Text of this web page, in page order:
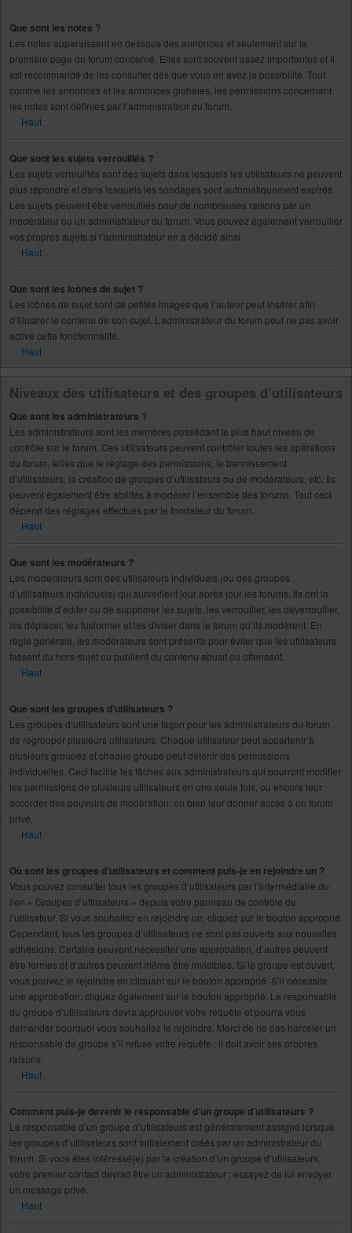
Que sont les notes ?
Les notes apparaissent en dessous des annonces et seulement sur la
première page du forum concerné. Elles sont souvent assez importantes et il
est recommandé de les consulter dès que vous en avez la possibilité. Tout
comme les annonces et les annonces globales, les permissions concernant
les notes sont définies par l’administrateur du forum.
Haut
Que sont les sujets verrouillés ?
Les sujets verrouillés sont des sujets dans lesquels les utilisateurs ne peuvent
plus répondre et dans lesquels les sondages sont automatiquement expirés.
Les sujets peuvent être verrouillés pour de nombreuses raisons par un
modérateur ou un administrateur du forum. Vous pouvez également verrouiller
vos propres sujets si l’administrateur en a décidé ainsi.
Haut
Que sont les icônes de sujet ?
Les icônes de sujet sont de petites images que l’auteur peut insérer afin
d’illustrer le contenu de son sujet. L’administrateur du forum peut ne pas avoir
activé cette fonctionnalité.
Haut
Niveaux des utilisateurs et des groupes d’utilisateurs
Que sont les administrateurs ?
Les administrateurs sont les membres possédant le plus haut niveau de
contrôle sur le forum. Ces utilisateurs peuvent contrôler toutes les opérations
du forum, telles que le réglage des permissions, le bannissement
d’utilisateurs, la création de groupes d’utilisateurs ou de modérateurs, etc. Ils
peuvent également être abilités à modérer l’ensemble des forums. Tout ceci
dépend des réglages effectués par le fondateur du forum.
Haut
Que sont les modérateurs ?
Les modérateurs sont des utilisateurs individuels (ou des groupes
d’utilisateurs individuels) qui surveillent jour après jour les forums. Ils ont la
possibilité d’éditer ou de supprimer les sujets, les verrouiller, les déverrouiller,
les déplacer, les fusionner et les diviser dans le forum qu’ils modèrent. En
règle générale, les modérateurs sont présents pour éviter que les utilisateurs
fassent du hors-sujet ou publient du contenu abusif ou offensant.
Haut
Que sont les groupes d’utilisateurs ?
Les groupes d’utilisateurs sont une façon pour les administrateurs du forum
de regrouper plusieurs utilisateurs. Chaque utilisateur peut appartenir à
plusieurs groupes et chaque groupe peut détenir des permissions
individuelles. Ceci facilite les tâches aux administrateurs qui pourront modifier
les permissions de plusieurs utilisateurs en une seule fois, ou encore leur
accorder des pouvoirs de modération, ou bien leur donner accès à un forum
privé.
Haut
Où sont les groupes d’utilisateurs et comment puis-je en rejoindre un ?
Vous pouvez consulter tous les groupes d’utilisateurs par l’intermédiaire du
lien « Groupes d’utilisateurs » depuis votre panneau de contrôle de
l’utilisateur. Si vous souhaitez en rejoindre un, cliquez sur le bouton approprié.
Cependant, tous les groupes d’utilisateurs ne sont pas ouverts aux nouvelles
adhésions. Certains peuvent nécessiter une approbation, d’autres peuvent
être fermés et d’autres peuvent même être invisibles. Si le groupe est ouvert,
vous pouvez le rejoindre en cliquant sur le bouton approprié. S’il nécessite
une approbation, cliquez également sur le bouton approprié. Le responsable
du groupe d’utilisateurs devra approuver votre requête et pourra vous
demander pourquoi vous souhaitez le rejoindre. Merci de ne pas harceler un
responsable de groupe s’il refuse votre requête : il doit avoir ses propres
raisons.
Haut
Comment puis-je devenir le responsable d’un groupe d’utilisateurs ?
Le responsable d’un groupe d’utilisateurs est généralement assigné lorsque
les groupes d’utilisateurs sont initialement créés par un administrateur du
forum. Si vous êtes intéressé(e) par la création d’un groupe d’utilisateurs,
votre premier contact devrait être un administrateur ; essayez de lui envoyer
un message privé.
Haut